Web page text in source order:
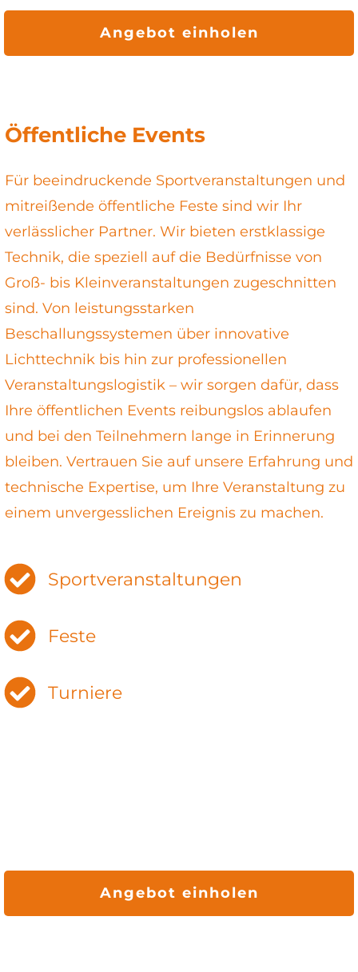
Angebot einholen
Öffentliche Events
Für beeindruckende Sportveranstaltungen und
mitreißende öffentliche Feste sind wir Ihr
verlässlicher Partner. Wir bieten erstklassige
Technik, die speziell auf die Bedürfnisse von
Groß- bis Kleinveranstaltungen zugeschnitten
sind. Von leistungsstarken
Beschallungssystemen über innovative
Lichttechnik bis hin zur professionellen
Veranstaltungslogistik – wir sorgen dafür, dass
Ihre öffentlichen Events reibungslos ablaufen
und bei den Teilnehmern lange in Erinnerung
bleiben. Vertrauen Sie auf unsere Erfahrung und
technische Expertise, um Ihre Veranstaltung zu
einem unvergesslichen Ereignis zu machen.
Sportveranstaltungen
Feste
Turniere
Angebot einholen